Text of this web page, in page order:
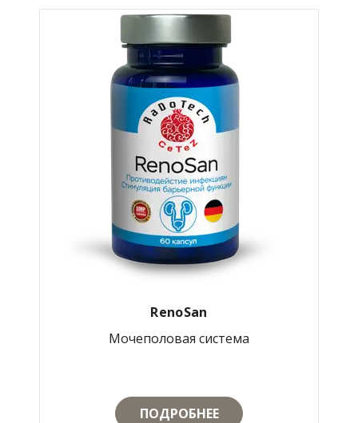
RenoSan
Мочеполовая система
ПОДРОБНЕЕ